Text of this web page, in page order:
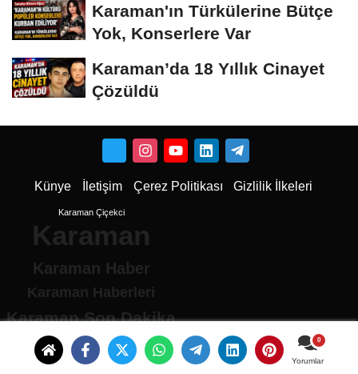
Yorumlar
Karaman'ın Türkülerine Bütçe
Yok, Konserlere Var
Karaman’da 18 Yıllık Cinayet
Çözüldü
Künye İletişim Çerez Politikası Gizlilik İlkeleri
Karaman Çiçekci
Karaman
Karaman Haber
Karaman Haberleri
Karaman Son Dakika
Karaman son dakika Haberleri
Karamandan haberler